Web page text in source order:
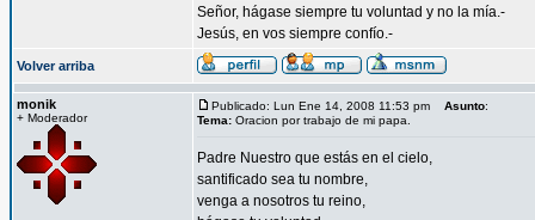
Señor, hágase siempre tu voluntad y no la mía.-
Jesús, en vos siempre confío.-
Volver arriba
monik
+ Moderador
Publicado: Lun Ene 14, 2008 11:53 pm Asunto:
Tema: Oracion por trabajo de mi papa.
Padre Nuestro que estás en el cielo,
santificado sea tu nombre,
venga a nosotros tu reino,